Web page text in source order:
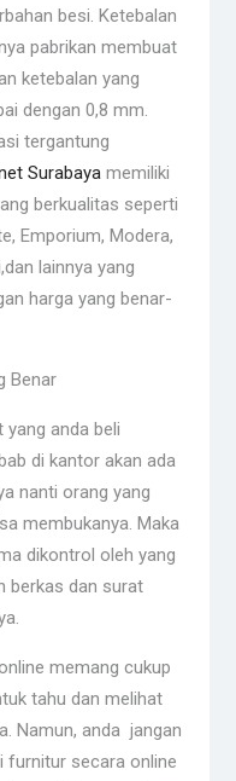
besi. Ketebalan
pabrikan membuat
ketebalan yang
dengan 0,8 mm.
tergantung
Surabayamemiliki
berkualitas seperti
Emporium, Modera,
lainnya yang
harga yang benar-
Benar
yang anda beli
di kantor akan ada
nanti orang yang
membukanya. Maka
dikontrol oleh yang
berkas dan surat
memang cukup
tahu dan melihat
Namun, anda jangan
secara online